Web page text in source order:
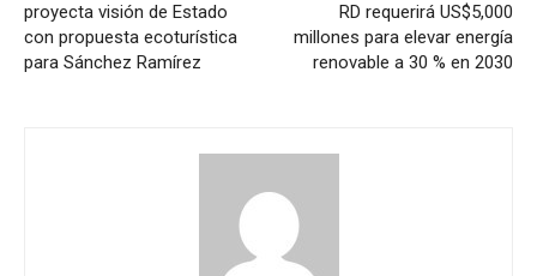
proyecta visión de Estado
con propuesta ecoturística
para Sánchez Ramírez
RD requerirá US$5,000
millones para elevar energía
renovable a 30 % en 2030